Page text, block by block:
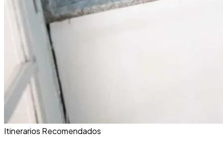
Itinerarios Recomendados